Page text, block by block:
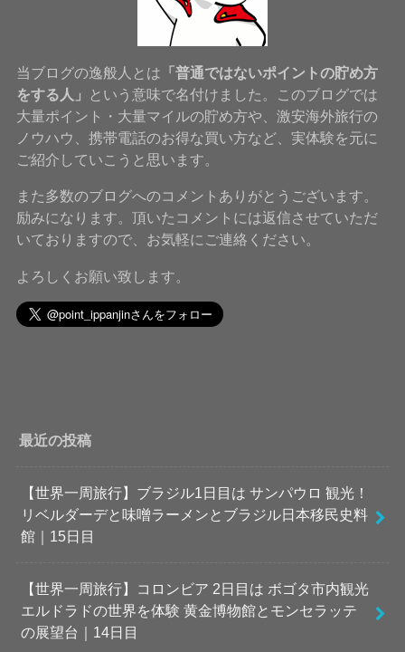
当ブログの逸般人とは 「普通ではないポイントの貯め方
をする人」
という意味で名付けました。このブログでは
大量ポイント・大量マイルの貯め方や、激安海外旅行の
ノウハウ、携帯電話のお得な買い方など、実体験を元に
ご紹介していこうと思います。
また多数のブログへのコメントありがとうございます。
励みになります。頂いたコメントには返信させていただ
いておりますので、お気軽にご連絡ください。
よろしくお願い致します。
最近の投稿
【世界一周旅行】ブラジル1日目は サンパウロ 観光！
リベルダーデと味噌ラーメンとブラジル日本移民史料
館｜15日目
【世界一周旅行】コロンビア 2日目は ボゴタ市内観光
エルドラドの世界を体験 黄金博物館とモンセラッテ
の展望台｜14日目